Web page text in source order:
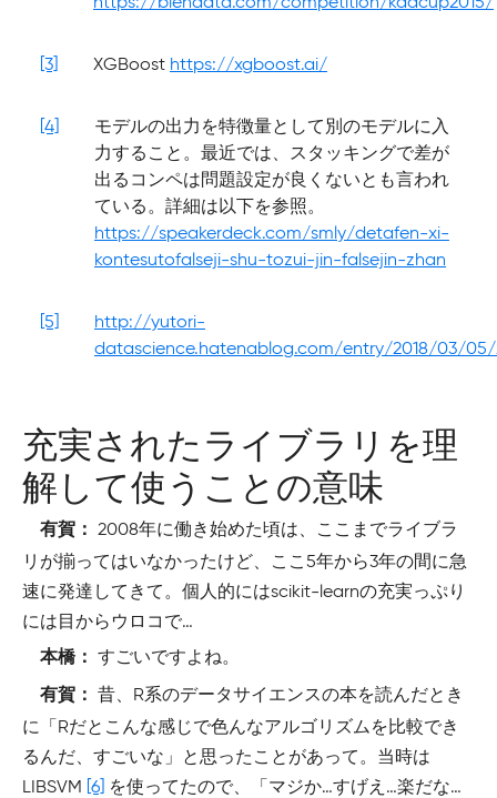
[3] XGBoost https://xgboost.ai/
[4]
モデルの出力を特徴量として別のモデルに入
力すること。最近では、スタッキングで差が
出るコンペは問題設定が良くないとも言われ
ている。詳細は以下を参照。
https://speakerdeck.com/smly/detafen-xi-
kontesutofalseji-shu-tozui-jin-falsejin-zhan
[5]
http://yutori-
datascience.hatenablog.com/entry/2018/03/05/
充実されたライブラリを理
解して使うことの意味
有賀：
2008年に働き始めた頃は、ここまでライブラ
リが揃ってはいなかったけど、ここ5年から3年の間に急
速に発達してきて。個人的にはscikit-learnの充実っぷり
には目からウロコで…
本橋： すごいですよね。
有賀：
昔、R系のデータサイエンスの本を読んだとき
に「Rだとこんな感じで色んなアルゴリズムを比較でき
るんだ、すごいな」と思ったことがあって。当時は
LIBSVM [6] を使ってたので、「マジか…すげえ…楽だな…